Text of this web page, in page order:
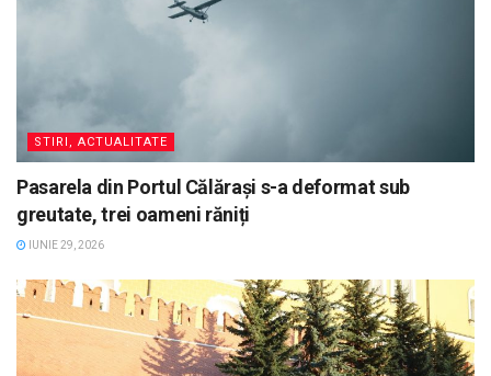
STIRI, ACTUALITATE
Pasarela din Portul Călărași s-a deformat sub
greutate, trei oameni răniți
IUNIE 29, 2026